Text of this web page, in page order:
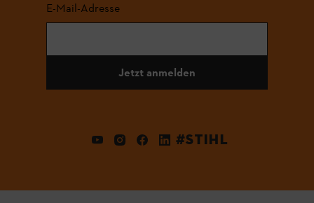
E-Mail-Adresse
Jetzt anmelden
#STIHL